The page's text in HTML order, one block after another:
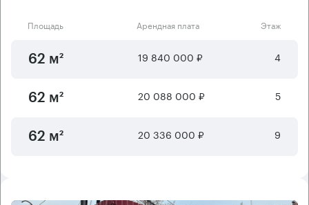
Площадь Арендная плата Этаж
62 м² 19 840 000 ₽ 4
62 м² 20 088 000 ₽ 5
62 м² 20 336 000 ₽ 9